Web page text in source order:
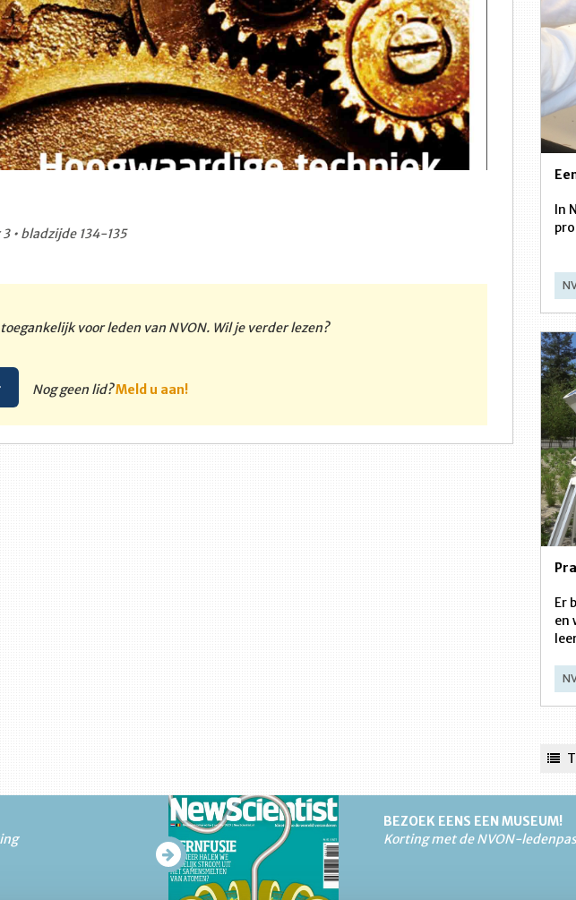
• bladzijde 134-135
voor leden van NVON. Wil je verder lezen?
Nog geen lid?Meld u aan!
In
Er
en
BEZOEK EENS EEN MUSEUM!
Korting met de NVON-